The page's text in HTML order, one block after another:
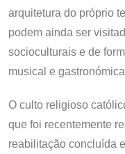
arquitetura do próprio
podem ainda ser
socioculturais e de
musical e
O culto religioso
que foi recentemente
reabilitação concluída